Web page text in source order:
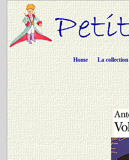
Home La collection